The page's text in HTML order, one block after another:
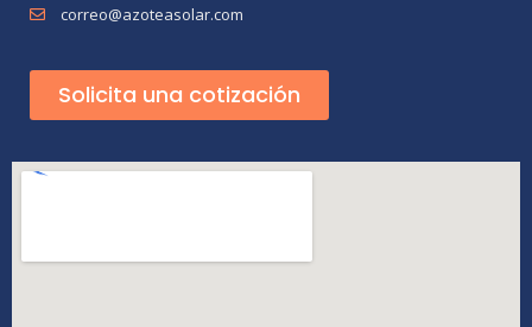
correo@azoteasolar.com
Solicita una cotización